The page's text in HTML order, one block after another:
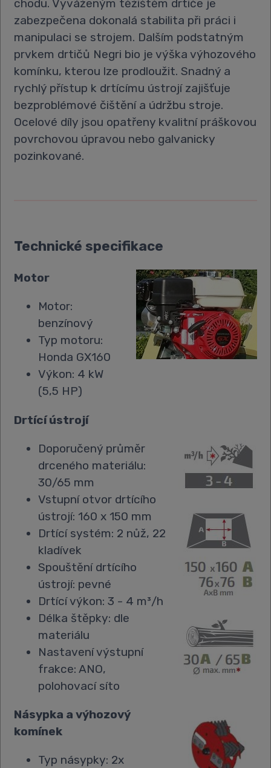
chodu. Vyváženým těžištěm drtiče je
zabezpečena dokonalá stabilita při práci i
manipulaci se strojem. Dalším podstatným
prvkem drtičů Negri bio je výška výhozového
komínku, kterou lze prodloužit. Snadný a
rychlý přístup k drtícímu ústrojí zajišťuje
bezproblémové čištění a údržbu stroje.
Ocelové díly jsou opatřeny kvalitní práškovou
povrchovou úpravou nebo galvanicky
pozinkované.
Technické specifikace
Motor
Motor:
benzínový
Typ motoru:
Honda GX160
Výkon: 4 kW
(5,5 HP)
Drtící ústrojí
Doporučený průměr
drceného materiálu:
30/65 mm
Vstupní otvor drtícího
ústrojí: 160 x 150 mm
Drtící systém: 2 nůž, 22
kladívek
Spouštění drtícího
ústrojí: pevné
Drtící výkon: 3 - 4 m³/h
Délka štěpky: dle
materiálu
Nastavení výstupní
frakce: ANO,
polohovací síto
Násypka a výhozový
komínek
Typ násypky: 2x